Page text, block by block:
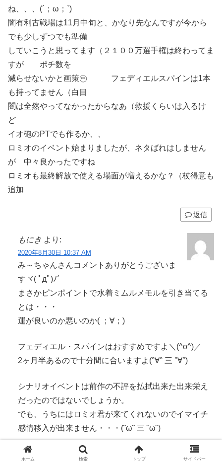
ね、、、(´；ω；`)
闇有利古戦場は11月中旬と、かなり先なんですが今から
でも少しずつでも準備
していこうと思ってます（２１００万選手権は終わってま
すが ポチ数を
減らせないかと画策㊥ フェディエルスパインは1本
も持ってません（白目
闇は全然やってなかったからなあ（救援くらいは入るけ
ど
イオ砲のPTでも作るか、、
ロミオのイベント始まりましたが、ネタばれはしません
が 中々良かったですね
ロミオも最終解放で使える場面が増えるかな？（杖得意も
追加
返信
もにき より:
2020年8月30日 10:37 AM
み～ちゃんさんコメントありがとうございま
すヾ( ﾟдﾟ)ﾉ゛
まさかピンポイントで水着ミムルメモルを引き当てる
とは・・・
運が良いのか悪いのか( ；∀；)
フェディエル・スパインはおすすめですよ＼(^o^)／
2ヶ月半あるので十分間に合いますよ(°∀° 三 °∀°)
シナリオイベントは前作の不評を払拭出来た出来栄え
だったのではないでしょうか。
でも、うちにはロミオ君が来てくれないのでイマイチ
感情移入が出来ません・・・(˘ω˘ 三 ˘ω˘)
返信
ホーム 検索 トップ サイドバー